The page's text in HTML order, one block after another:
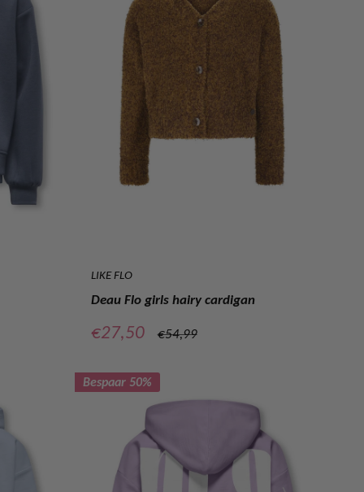
LIKE FLO
Deau Flo girls hairy cardigan
Verkoopprijs
€27,50
Normale
€54,99
Bespaar 50%